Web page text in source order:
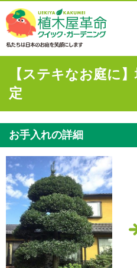
【ステキなお庭に
定
お手入れの詳細